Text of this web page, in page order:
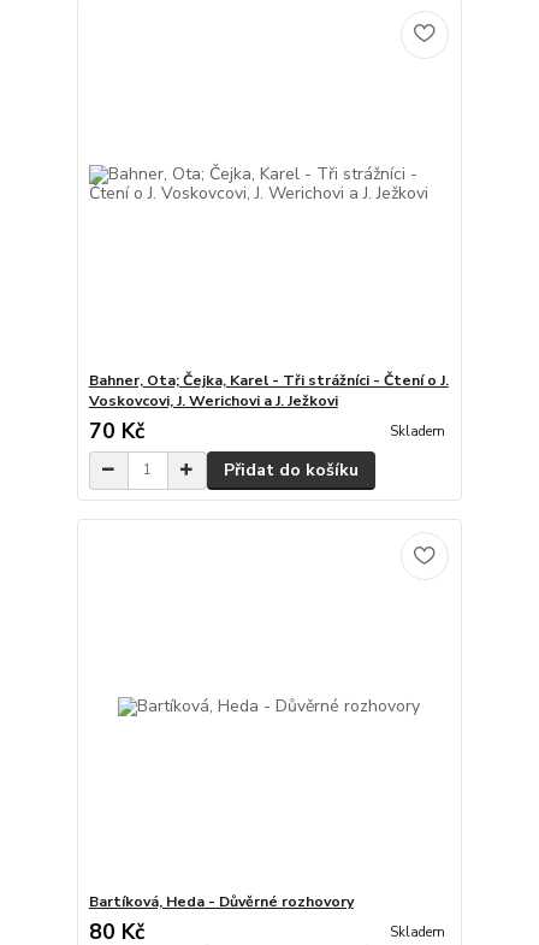
Bahner, Ota; Čejka, Karel - Tři strážníci - Čtení o J.
Voskovcovi, J. Werichovi a J. Ježkovi
70 Kč Skladem
Přidat do košíku
Bartíková, Heda - Důvěrné rozhovory
80 Kč Skladem